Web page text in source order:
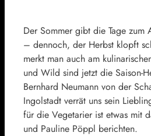
Der Sommer gibt die Tage zum
– dennoch, der Herbst klopft
merkt man auch am
und Wild sind jetzt die Saison-
Bernhard Neumann von der
Ingolstadt verrät uns sein
für die Vegetarier ist etwas mit
und Pauline Pöppl berichten.